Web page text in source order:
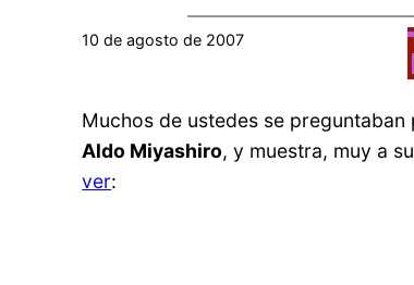
10 de agosto de 2007
Muchos de ustedes se
Aldo Miyashiro, y muestra, muy a
ver: